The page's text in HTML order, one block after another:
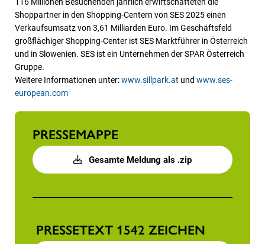
Shoppartner in den Shopping-Centern von SES 2025 einen
Verkaufsumsatz von 3,61 Milliarden Euro. Im Geschäftsfeld
großflächiger Shopping-Center ist SES Marktführer in Österreich
und in Slowenien. SES ist ein Unternehmen der SPAR Österreich
Gruppe.
Weitere Informationen unter:www.sillpark.at und www.ses-
european.com
PRESSEMAPPE
Gesamte Meldung als .zip
PRESSETEXT 1542 ZEICHEN